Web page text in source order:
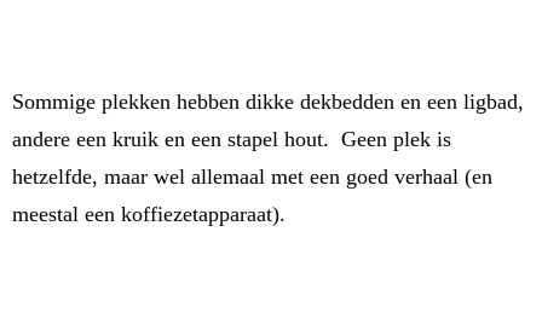
Sommige plekken hebben dikke dekbedden en een ligbad,
andere een kruik en een stapel hout. Geen plek is
hetzelfde, maar wel allemaal met een goed verhaal (en
meestal een koffiezetapparaat).